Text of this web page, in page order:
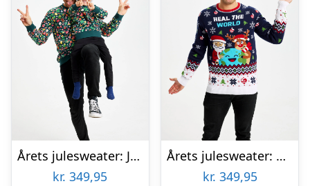
Årets julesweater: Julesweatshirt – herre / mænd. Ugly Christmas Sweater lavet i Danmark
kr. 349,95
Årets julesweater: Heal The World Velgørenhed – herre / mænd. Ugly Christmas Sweater lavet i Danmark
kr. 349,95